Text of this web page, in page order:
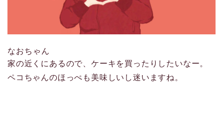
なおちゃん
家の近くにあるので、ケーキを買ったりしたいなー。
ペコちゃんのほっぺも美味しいし迷いますね。